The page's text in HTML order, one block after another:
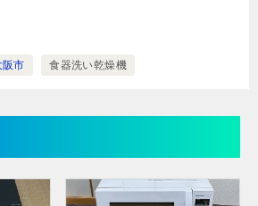
阪市 食器洗い乾燥機